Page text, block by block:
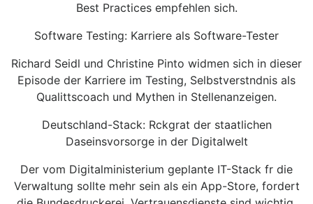
Best Practices empfehlen sich.
Software Testing: Karriere als Software-Tester
Richard Seidl und Christine Pinto widmen sich in dieser
Episode der Karriere im Testing, Selbstverstndnis als
Qualittscoach und Mythen in Stellenanzeigen.
Deutschland-Stack: Rckgrat der staatlichen
Daseinsvorsorge in der Digitalwelt
Der vom Digitalministerium geplante IT-Stack fr die
Verwaltung sollte mehr sein als ein App-Store, fordert